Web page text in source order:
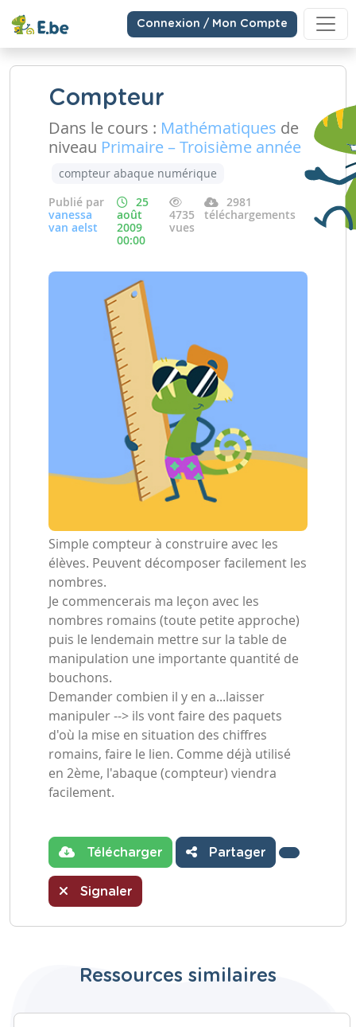
Connexion / Mon Compte
Compteur
Dans le cours : Mathématiques de
niveau Primaire – Troisième année
compteur abaque numérique
Publié par
vanessa
van aelst
25
août
2009
00:00
4735
vues
2981
téléchargements
Simple compteur à construire avec les
élèves. Peuvent décomposer facilement les
nombres.
Je commencerais ma leçon avec les
nombres romains (toute petite approche)
puis le lendemain mettre sur la table de
manipulation une importante quantité de
bouchons.
Demander combien il y en a...laisser
manipuler --> ils vont faire des paquets
d'où la mise en situation des chiffres
romains, faire le lien. Comme déjà utilisé
en 2ème, l'abaque (compteur) viendra
facilement.
Télécharger Partager
Signaler
Ressources similaires